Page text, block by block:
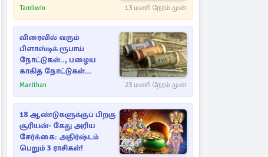
கட்டுப்படுத்த பொலிஸார்
Tamilwin 13 மணி நேரம் முன்
விரைவில் வரும்
பிளாஸ்டிக் ரூபாய்
நோட்டுகள்.., பழைய
காகித நோட்டுகள்
செல்லுமா?
Manithan 23 மணி நேரம் முன்
18 ஆண்டுகளுக்குப் பிறகு
சூரியன்- கேது அரிய
சேர்க்கை: அதிர்ஷ்டம்
பெறும் 3 ராசிகள்!